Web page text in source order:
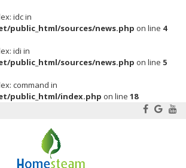
idc in
public_html/sources/news.php on line 4
idi in
public_html/sources/news.php on line 5
command in
public_html/index.php on line 18